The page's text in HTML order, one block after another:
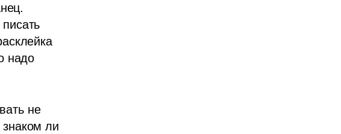
надо
не
ли